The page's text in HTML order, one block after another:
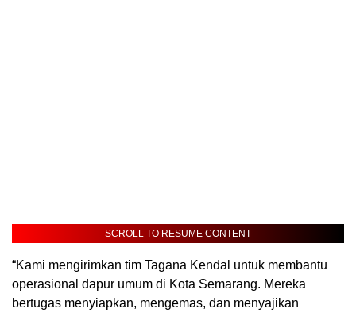
SCROLL TO RESUME CONTENT
“Kami mengirimkan tim Tagana Kendal untuk membantu
operasional dapur umum di Kota Semarang. Mereka
bertugas menyiapkan, mengemas, dan menyajikan